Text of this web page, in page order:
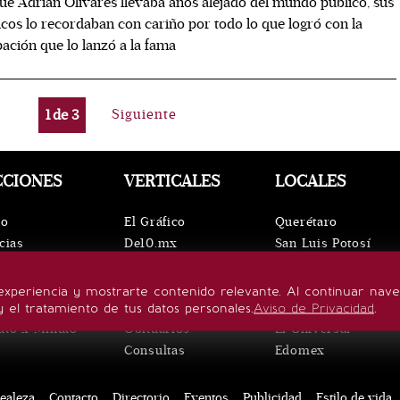
lo recordaban con cariño por todo lo que logró con la
que lo lanzó a la fama
1de3 Siguiente
y mostrarte contenido relevante. Al continuar
el tratamiento de tus datos personales.Aviso de Privacidad.
de vida
x Minuto
VERTICALES
El Gráfico
De10.mx
Confabulario
Aviso Oportuno
Obituarios
Consultas
LOCALES
Querétaro
San Luis Potosí
Puebla
Hidalgo
El Universal
Edomex